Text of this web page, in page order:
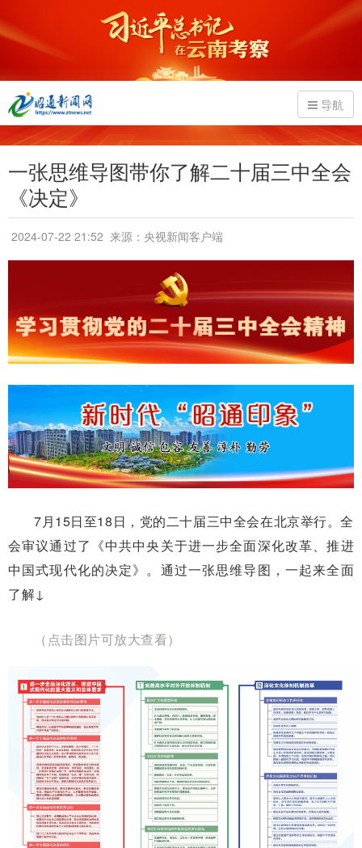
导航
一张思维导图带你了解二十届三中全会
《决定》
2024-07-22 21:52 来源：央视新闻客户端
7月15日至18日，党的二十届三中全会在北京举行。全
会审议通过了《中共中央关于进一步全面深化改革、推进
中国式现代化的决定》。通过一张思维导图，一起来全面
了解↓
（点击图片可放大查看）